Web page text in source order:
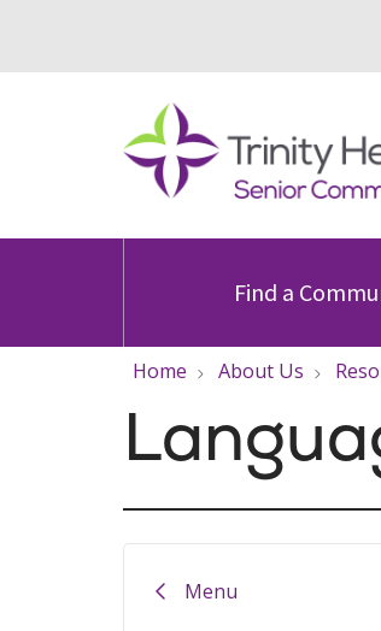
Find a
Home About Us
Menu